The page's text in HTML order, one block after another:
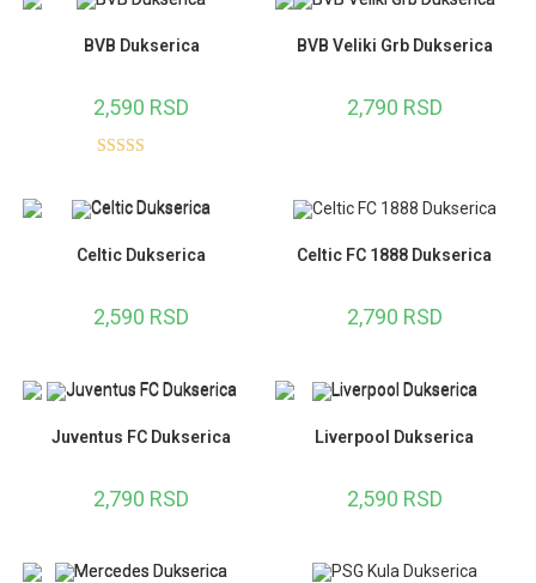
BVB Dukserica
2,590 RSD
5.00od 5
BVB Veliki Grb Dukserica
2,790 RSD
Celtic Dukserica
2,590 RSD
Celtic FC 1888 Dukserica
2,790 RSD
Juventus FC Dukserica
2,790 RSD
Liverpool Dukserica
2,590 RSD